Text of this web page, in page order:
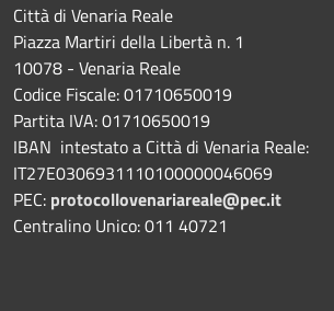
Città di Venaria Reale
Piazza Martiri della Libertà n. 1
10078 - Venaria Reale
Codice Fiscale: 01710650019
Partita IVA: 01710650019
IBAN intestato a Città di Venaria Reale:
IT27E0306931110100000046069
PEC: protocollovenariareale@pec.it
Centralino Unico: 011 40721